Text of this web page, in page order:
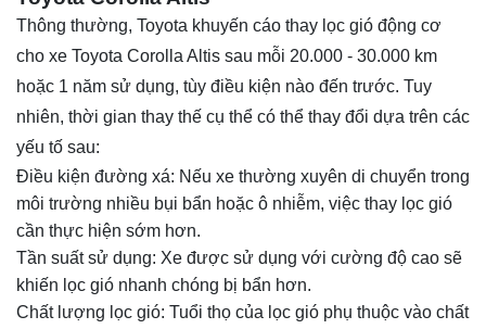
Thông thường, Toyota khuyến cáo thay lọc gió động cơ
cho xe Toyota Corolla Altis sau mỗi 20.000 - 30.000 km
hoặc 1 năm sử dụng, tùy điều kiện nào đến trước. Tuy
nhiên, thời gian thay thế cụ thể có thể thay đổi dựa trên các
yếu tố sau:
Điều kiện đường xá: Nếu xe thường xuyên di chuyển trong
môi trường nhiều bụi bẩn hoặc ô nhiễm, việc thay lọc gió
cần thực hiện sớm hơn.
Tần suất sử dụng: Xe được sử dụng với cường độ cao sẽ
khiến lọc gió nhanh chóng bị bẩn hơn.
Chất lượng lọc gió: Tuổi thọ của lọc gió phụ thuộc vào chất